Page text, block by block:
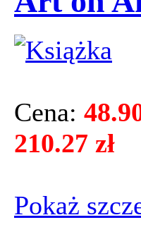
Cena:
210.27 zł
Pokaż